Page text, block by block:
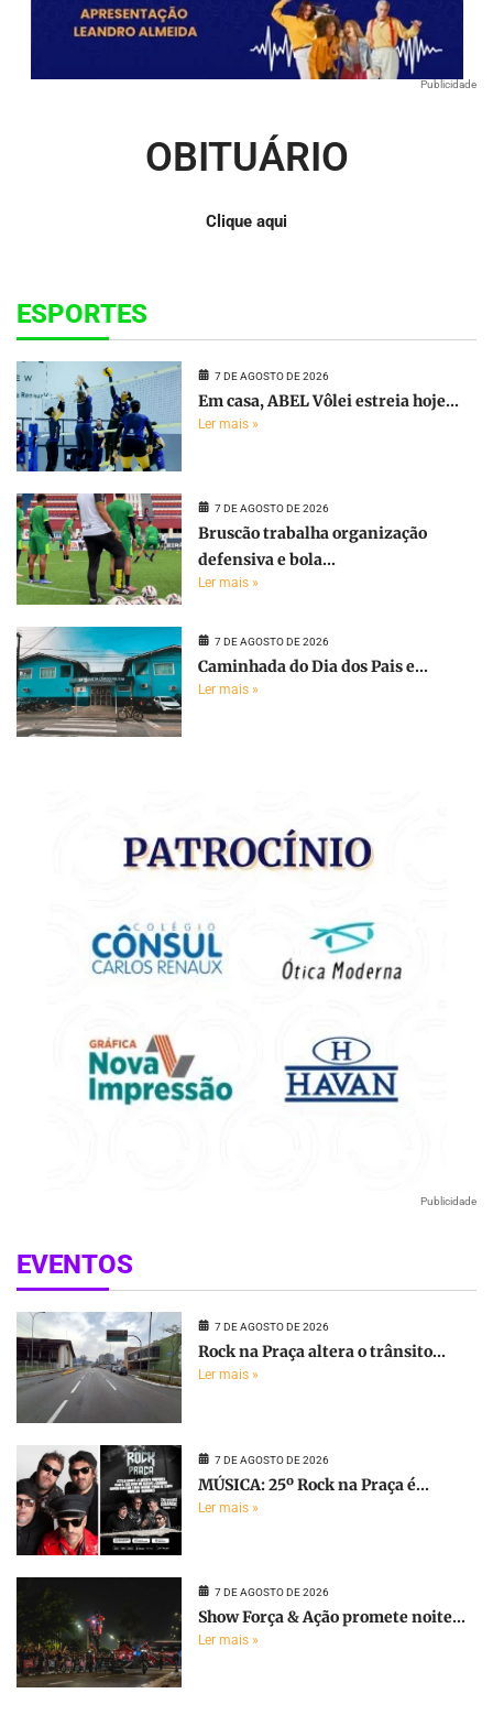
Publicidade
OBITUÁRIO
Clique aqui
ESPORTES
7 DE AGOSTO DE 2026
Em casa, ABEL Vôlei estreia hoje...
Ler mais »
7 DE AGOSTO DE 2026
Bruscão trabalha organização
defensiva e bola...
Ler mais »
7 DE AGOSTO DE 2026
Caminhada do Dia dos Pais e...
Ler mais »
Publicidade
EVENTOS
7 DE AGOSTO DE 2026
Rock na Praça altera o trânsito...
Ler mais »
7 DE AGOSTO DE 2026
MÚSICA: 25º Rock na Praça é...
Ler mais »
7 DE AGOSTO DE 2026
Show Força & Ação promete noite...
Ler mais »